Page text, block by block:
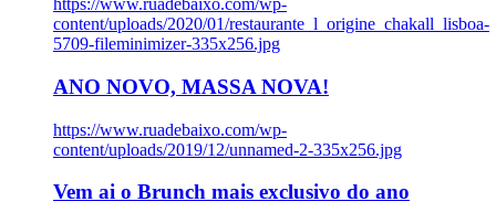
https://www.ruadebaixo.com/wp-
content/uploads/2020/01/restaurante_l_origine_chakall_lisboa-
5709-fileminimizer-335x256.jpg
ANO NOVO, MASSA NOVA!
https://www.ruadebaixo.com/wp-
content/uploads/2019/12/unnamed-2-335x256.jpg
Vem ai o Brunch mais exclusivo do ano